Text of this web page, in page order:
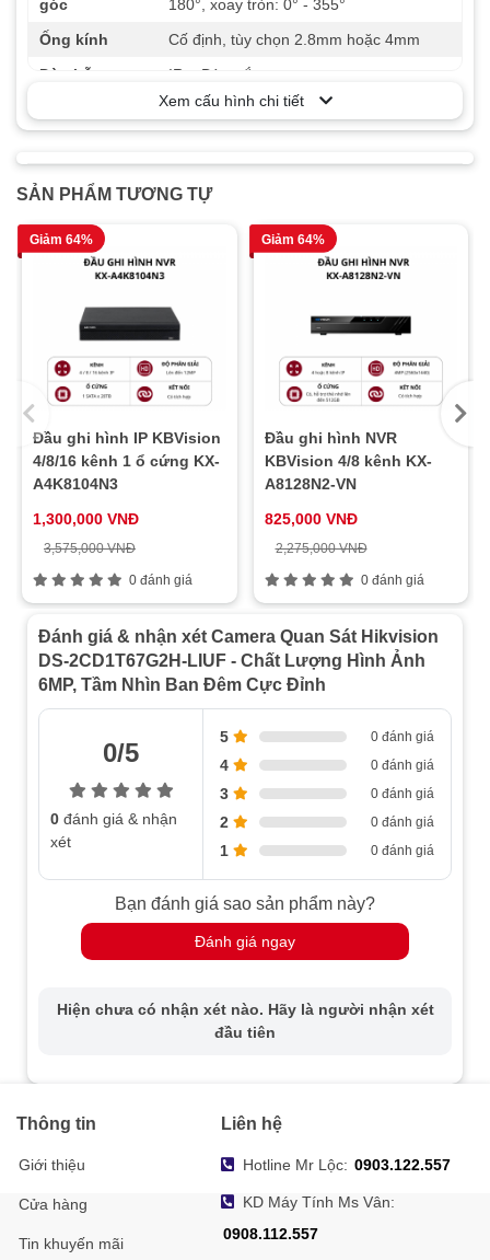
góc
180°, xoay tròn: 0° - 355°
Ống kính
Cố định, tùy chọn 2.8mm hoặc 4mm
Đèn hỗ trợ
IR + Đèn trắng
sáng
Tối đa 50m
Chế độ chiếu
sáng thông
Có
Chuẩn nén
H.265+/H.265/H.264+/H.264/MJPEG
Âm thanh
Mono, lọc nhiễu môi trường
WDR (Chống
ngược sáng)
120 dB
Tăng cường
hình ảnh
API hỗ trợ
ONVIF (Profile S/T/G), ISAPI, SDK
Lưu trữ cục
bộ
microSD/microSDHC/microSDXC, tối đa
512GB
hợp
Có
Nút Reset Có
Phát hiện chuyển động (phân biệt người
& phương tiện), cảnh báo giả mạo
video, ngoại lệ
Kết nối cảnh
báo
Ghi vào thẻ nhớ, tải lên FTP, thông báo
trung tâm giám sát, gửi email, chụp hình
12VDC ± 25%, PoE (IEEE 802.3af, Class
3)
Chất liệu
Mặt trước: Kim loại, Thân: Nhựa, Giá
đỡ: Nhựa
Trọng lượng
~550g
-30°C đến 60°C, độ ẩm ≤ 95% (không
Xem cấu hình chi tiết
SẢN PHẨM TƯƠNG TỰ
Giảm 64%
Đầu ghi hình IP KBVision
4/8/16 kênh 1 ổ cứng KX-
A4K8104N3
1,300,000 VNĐ
3,575,000 VNĐ
0 đánh giá
Giảm 64%
Đầu ghi hình NVR
KBVision 4/8 kênh KX-
A8128N2-VN
825,000 VNĐ
2,275,000 VNĐ
0 đánh giá
Đánh giá & nhận xét Camera Quan Sát Hikvision
DS-2CD1T67G2H-LIUF - Chất Lượng Hình Ảnh
6MP, Tầm Nhìn Ban Đêm Cực Đỉnh
0/5
0 đánh giá & nhận
xét
5 0 đánh giá
4 0 đánh giá
3 0 đánh giá
2 0 đánh giá
1 0 đánh giá
Bạn đánh giá sao sản phẩm này?
Đánh giá ngay
Hiện chưa có nhận xét nào. Hãy là người nhận xét
đầu tiên
Thông tin
Giới thiệu
Cửa hàng
Tin khuyến mãi
Liên hệ
Hotline Mr Lộc: 0903.122.557
KD Máy Tính Ms Vân:
0908.112.557